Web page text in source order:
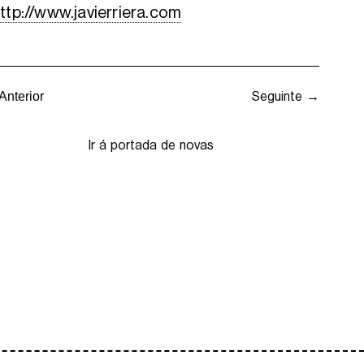
www.javierriera.com
Seguinte →
Ir á portada de novas